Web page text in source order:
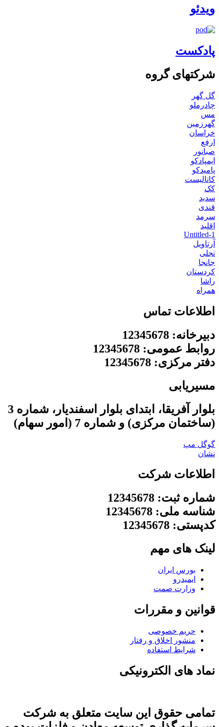
ویدئو
پادکست
شرکتهای گروه
گل گهر
چادرملو
مس
گهرزمین
خراسان
ارفع
صبانور
ایمپادکو
پامیدکو
کاتالیست
کک
سدید
قندی
سرمد
اقلید
Untitled-1
آرتاویل
تجلی
جانجا
کردستان
راشا
همراه
اطلاعات تماس
دبیرخانه: 12345678
روابط عمومی: 12345678
دفتر مرکزی: 12345678
مسیریابی
بلوار آفریقا، ابتدای بلوار اسفندیار، شماره 3
(ساختمان مرکزی) و شماره 7 (امور سهام)
گوگل مپ
نشان
اطلاعات شرکت
شماره ثبت: 12345678
شناسه ملی: 12345678
کدپستی: 12345678
لینک های مهم
بورس ایران
ایمیدرو
وزارت صمت
قوانین و مقررات
حریم خصوصی
منشور اخلاق و رفتار
شرایط استفاده
نماد های الکترونیکی
تمامی حقوق این سایت متعلق به شرکت